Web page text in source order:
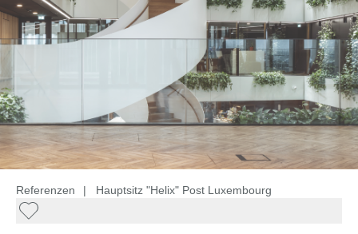
Referenzen | Hauptsitz "Helix" Post Luxembourg